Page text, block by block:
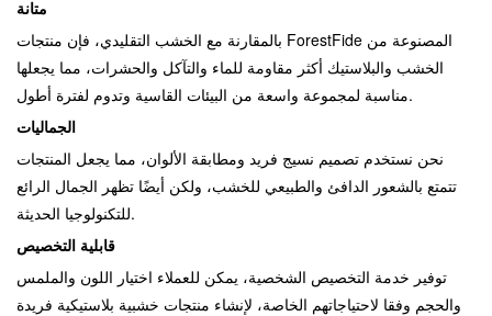
متانة
بالمقارنة مع الخشب التقليدي، فإن منتجات ForestFide المصنوعة من
الخشب والبلاستيك أكثر مقاومة للماء والتآكل والحشرات، مما يجعلها
مناسبة لمجموعة واسعة من البيئات القاسية وتدوم لفترة أطول.
الجماليات
نحن نستخدم تصميم نسيج فريد ومطابقة الألوان، مما يجعل المنتجات
تتمتع بالشعور الدافئ والطبيعي للخشب، ولكن أيضًا تظهر الجمال الرائع
للتكنولوجيا الحديثة.
قابلية التخصيص
توفير خدمة التخصيص الشخصية، يمكن للعملاء اختيار اللون والملمس
والحجم وفقا لاحتياجاتهم الخاصة، لإنشاء منتجات خشبية بلاستيكية فريدة